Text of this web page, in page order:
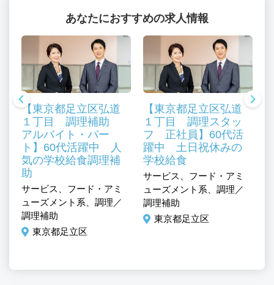
あなたにおすすめの求人情報
【東京都足立区弘道
１丁目 調理補助
アルバイト・パー
ト】60代活躍中 人
気の学校給食調理補
助
サービス、フード・アミ
ューズメント系、調理／
調理補助
東京都足立区
【東京都足立区弘道
１丁目 調理スタッ
フ 正社員】60代活
躍中 土日祝休みの
学校給食
サービス、フード・アミ
ューズメント系、調理／
調理補助
東京都足立区